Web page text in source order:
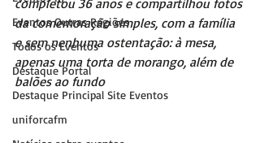
Eventos Outras Regiões
Todos os Eventos
Destaque Portal
Destaque Principal Site Eventos
uniforcafm
completou 36 anos e compartilhou fotos
da comemoração simples, com a família
e sem nenhuma ostentação: à mesa,
apenas uma torta de morango, além de
balões ao fundo